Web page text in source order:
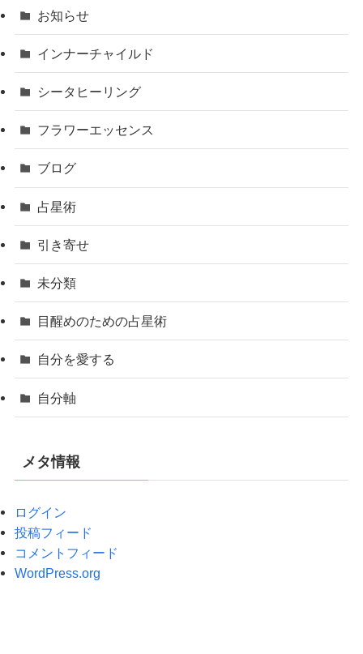
お知らせ
インナーチャイルド
シータヒーリング
フラワーエッセンス
ブログ
占星術
引き寄せ
未分類
目醒めのための占星術
自分を愛する
自分軸
メタ情報
ログイン
投稿フィード
コメントフィード
WordPress.org